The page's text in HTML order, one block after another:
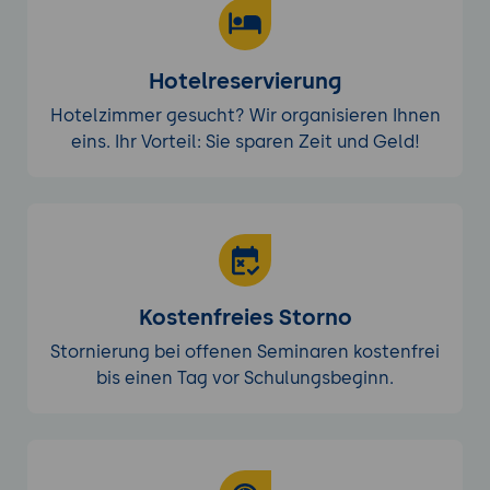
Informationsablage.
Integration von Wissensdatenbanken
mit anderen Geschäftsanwendungen.
Marketing und Vertrieb:
Automatisierung von Lead-Generierung
und Marketing-Tools.
Automatisierte Ticket-Erstellung und -
Integration von
Kommunikationsplattformen für einen
Hotelreservierung
Hotelzimmer gesucht? Wir organisieren Ihnen
eins. Ihr Vorteil: Sie sparen Zeit und Geld!
Kostenfreies Storno
Stornierung bei offenen Seminaren kostenfrei
bis einen Tag vor Schulungsbeginn.